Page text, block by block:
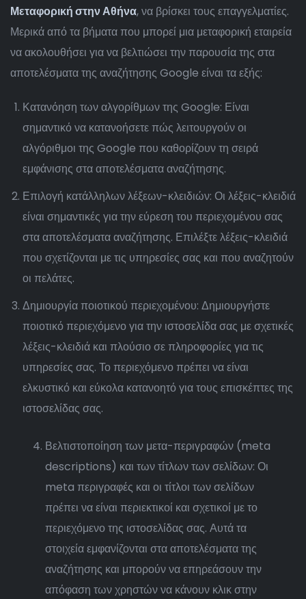
Μεταφορική στην Αθήνα, να βρίσκει τους επαγγελματίες.
Μερικά από τα βήματα που μπορεί μια μεταφορική εταιρεία
να ακολουθήσει για να βελτιώσει την παρουσία της στα
αποτελέσματα της αναζήτησης Google είναι τα εξής:
Κατανόηση των αλγορίθμων της Google: Είναι
σημαντικό να κατανοήσετε πώς λειτουργούν οι
αλγόριθμοι της Google που καθορίζουν τη σειρά
εμφάνισης στα αποτελέσματα αναζήτησης.
Επιλογή κατάλληλων λέξεων-κλειδιών: Οι λέξεις-κλειδιά
είναι σημαντικές για την εύρεση του περιεχομένου σας
στα αποτελέσματα αναζήτησης. Επιλέξτε λέξεις-κλειδιά
που σχετίζονται με τις υπηρεσίες σας και που αναζητούν
οι πελάτες.
Δημιουργία ποιοτικού περιεχομένου: Δημιουργήστε
ποιοτικό περιεχόμενο για την ιστοσελίδα σας με σχετικές
λέξεις-κλειδιά και πλούσιο σε πληροφορίες για τις
υπηρεσίες σας. Το περιεχόμενο πρέπει να είναι
ελκυστικό και εύκολα κατανοητό για τους επισκέπτες της
ιστοσελίδας σας.
Βελτιστοποίηση των μετα-περιγραφών (meta
descriptions) και των τίτλων των σελίδων: Οι
meta περιγραφές και οι τίτλοι των σελίδων
πρέπει να είναι περιεκτικοί και σχετικοί με το
περιεχόμενο της ιστοσελίδας σας. Αυτά τα
στοιχεία εμφανίζονται στα αποτελέσματα της
αναζήτησης και μπορούν να επηρεάσουν την
απόφαση των χρηστών να κάνουν κλικ στην